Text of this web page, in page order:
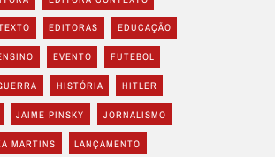
EDITORAS EDUCAÇÃO
EVENTO FUTEBOL
HISTÓRIA HITLER
JAIME PINSKY JORNALISMO
MARTINS LANÇAMENTO